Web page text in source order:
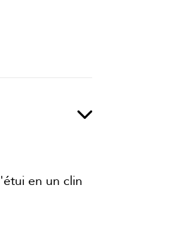
en un clin